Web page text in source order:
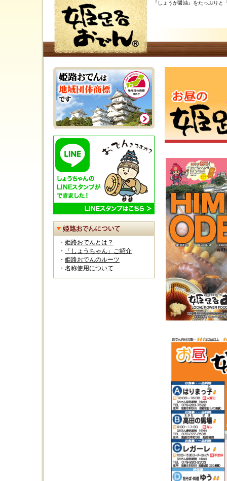
『しょうが醤油』をたっぷり
・ 姫路おでんとは？
・
「しょうちゃん」ご紹介
・ 姫路おでんのルーツ
・ 名称使用について